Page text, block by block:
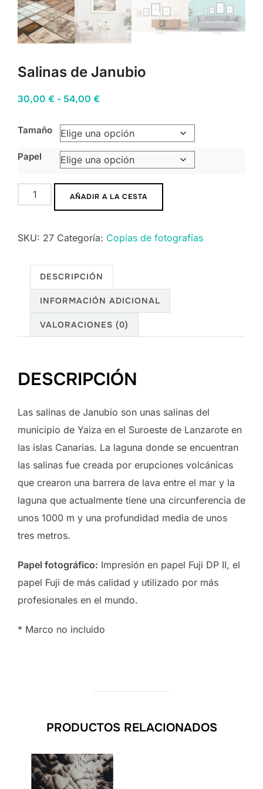
Salinas de Janubio
30,00 € - 54,00 €Rango
precios:
30,00 €
hasta
54,00 €
Tamaño
Papel
Salinas
de
cantidad
AÑADIR A LA CESTA
SKU: 27 Categoría: Copias de fotografías
DESCRIPCIÓN
INFORMACIÓN ADICIONAL
VALORACIONES (0)
DESCRIPCIÓN
Las salinas de Janubio son unas salinas del
municipio de Yaiza en el Suroeste de Lanzarote en
las islas Canarias. La laguna donde se encuentran
las salinas fue creada por erupciones volcánicas
que crearon una barrera de lava entre el mar y la
laguna que actualmente tiene una circunferencia de
unos 1000 m y una profundidad media de unos
tres metros.
Papel fotográfico: Impresión en papel Fuji DP II, el
papel Fuji de más calidad y utilizado por más
profesionales en el mundo.
* Marco no incluido
PRODUCTOS RELACIONADOS